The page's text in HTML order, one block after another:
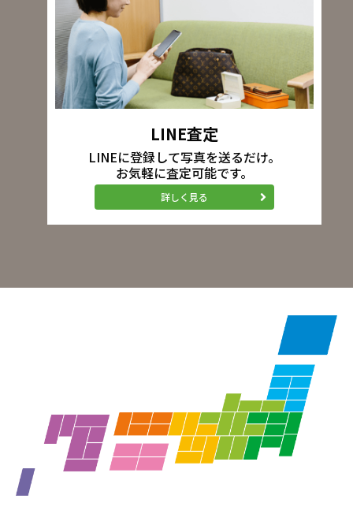
LINE査定
LINEに登録して写真を送るだけ。
お気軽に査定可能です。
詳しく見る